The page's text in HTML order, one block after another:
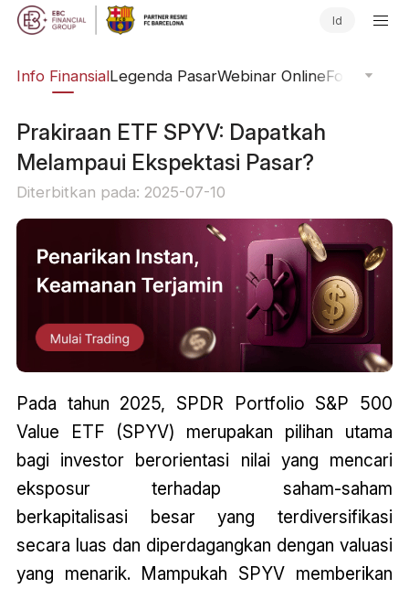
Id
Info FinansialLegenda PasarWebinar OnlineFokus
Prakiraan ETF SPYV: Dapatkah
Melampaui Ekspektasi Pasar?
Diterbitkan pada: 2025-07-10
Pada tahun 2025, SPDR Portfolio S&P 500
Value ETF (SPYV) merupakan pilihan utama
bagi investor berorientasi nilai yang mencari
eksposur terhadap saham-saham
berkapitalisasi besar yang terdiversifikasi
secara luas dan diperdagangkan dengan valuasi
yang menarik. Mampukah SPYV memberikan